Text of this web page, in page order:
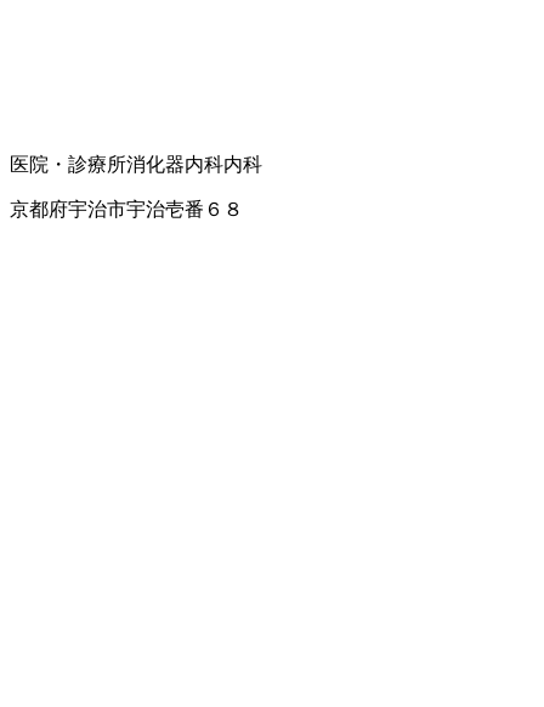
医院・診療所消化器内科内科
京都府宇治市宇治壱番６８